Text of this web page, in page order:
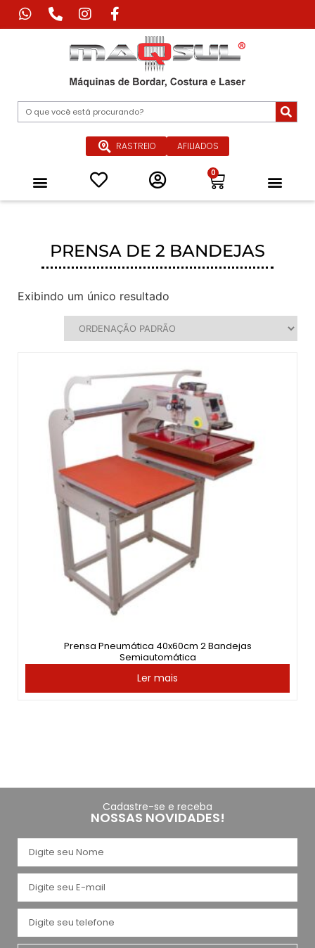
RASTREIO AFILIADOS
0
PRENSA DE 2 BANDEJAS
Exibindo um único resultado
Prensa Pneumática 40x60cm 2 Bandejas
Semiautomática
Ler mais
Cadastre-se e receba
NOSSAS NOVIDADES!